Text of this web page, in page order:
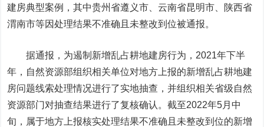
建房典型案例，其中贵州省遵义市、云南省昆明市、陕西省
渭南市等因处理结果不准确且未整改到位被通报。
据通报，为遏制新增乱占耕地建房行为，2021年下半
年，自然资源部组织相关单位对地方上报的新增乱占耕地建
房问题线索处理情况进行了实地抽查，并组织相关省级自然
资源部门对抽查结果进行了复核确认。截至2022年5月中
旬，属于地方上报核实处理结果不准确且未整改到位的新增